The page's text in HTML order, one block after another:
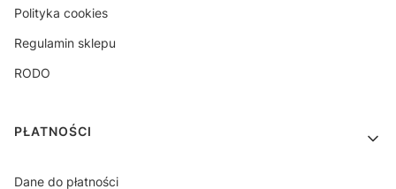
Polityka cookies
Regulamin sklepu
RODO
PŁATNOŚCI
Dane do płatności